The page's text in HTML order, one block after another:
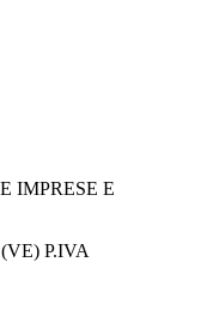
SCRIVE AL MINISTRO
IMPRESE E
P.IVA